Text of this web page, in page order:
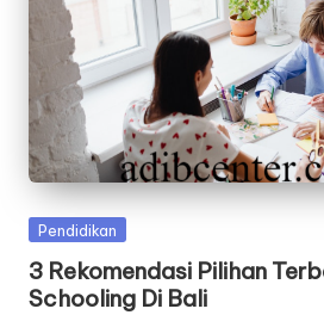
Posted
Pendidikan
3 Rekomendasi Pilihan
Schooling Di Bali